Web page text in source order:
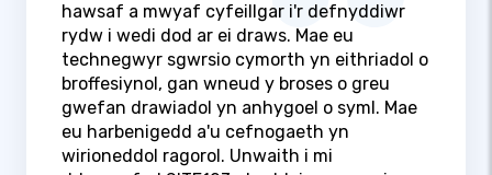
hawsaf a mwyaf cyfeillgar i'r defnyddiwr
rydw i wedi dod ar ei draws. Mae eu
technegwyr sgwrsio cymorth yn eithriadol o
broffesiynol, gan wneud y broses o greu
gwefan drawiadol yn anhygoel o syml. Mae
eu harbenigedd a'u cefnogaeth yn
wirioneddol ragorol. Unwaith i mi